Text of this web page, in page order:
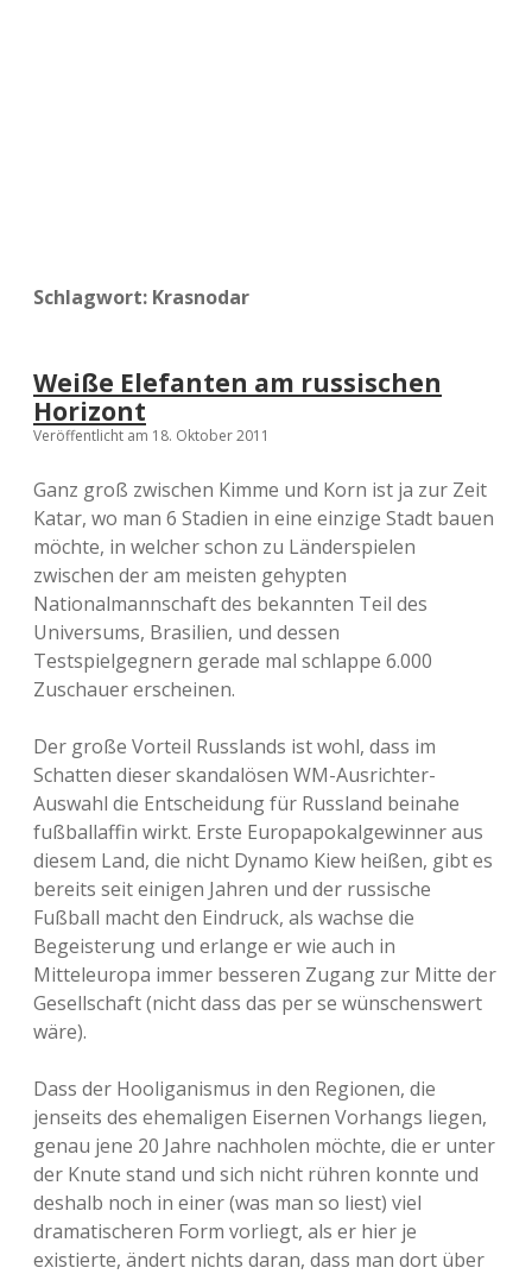
Schlagwort: Krasnodar
Weiße Elefanten am russischen
Horizont
Veröffentlicht am 18. Oktober 2011
Ganz groß zwischen Kimme und Korn ist ja zur Zeit
Katar, wo man 6 Stadien in eine einzige Stadt bauen
möchte, in welcher schon zu Länderspielen
zwischen der am meisten gehypten
Nationalmannschaft des bekannten Teil des
Universums, Brasilien, und dessen
Testspielgegnern gerade mal schlappe 6.000
Zuschauer erscheinen.
Der große Vorteil Russlands ist wohl, dass im
Schatten dieser skandalösen WM-Ausrichter-
Auswahl die Entscheidung für Russland beinahe
fußballaffin wirkt. Erste Europapokalgewinner aus
diesem Land, die nicht Dynamo Kiew heißen, gibt es
bereits seit einigen Jahren und der russische
Fußball macht den Eindruck, als wachse die
Begeisterung und erlange er wie auch in
Mitteleuropa immer besseren Zugang zur Mitte der
Gesellschaft (nicht dass das per se wünschenswert
wäre).
Dass der Hooliganismus in den Regionen, die
jenseits des ehemaligen Eisernen Vorhangs liegen,
genau jene 20 Jahre nachholen möchte, die er unter
der Knute stand und sich nicht rühren konnte und
deshalb noch in einer (was man so liest) viel
dramatischeren Form vorliegt, als er hier je
existierte, ändert nichts daran, dass man dort über